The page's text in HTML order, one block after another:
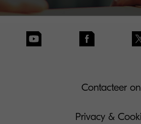
Contacteer
Privacy &